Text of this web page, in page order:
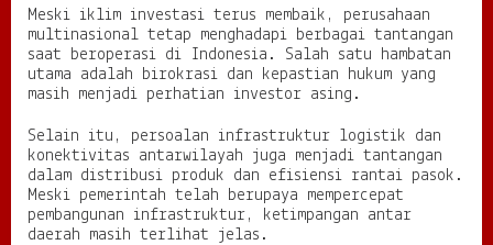
Meski iklim investasi terus membaik, perusahaan
multinasional tetap menghadapi berbagai tantangan
saat beroperasi di Indonesia. Salah satu hambatan
utama adalah birokrasi dan kepastian hukum yang
masih menjadi perhatian investor asing.
Selain itu, persoalan infrastruktur logistik dan
konektivitas antarwilayah juga menjadi tantangan
dalam distribusi produk dan efisiensi rantai pasok.
Meski pemerintah telah berupaya mempercepat
pembangunan infrastruktur, ketimpangan antar
daerah masih terlihat jelas.